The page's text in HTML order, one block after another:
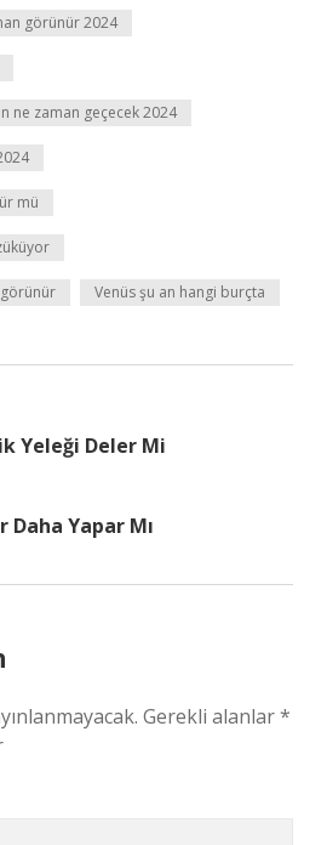
görünür 2024
ne zaman geçecek 2024
mü
Venüs şu an hangi burçta
Yeleği Deler Mi
Yapar Mı
Gerekli alanlar*